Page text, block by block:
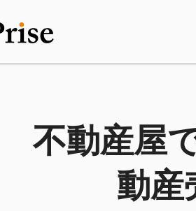
不動産屋
動産